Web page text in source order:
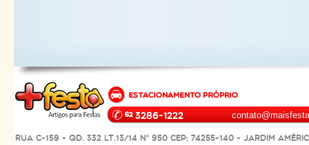
3286-1222
Rua C-159 - Qd. 332 Lt.13/14 Nº 950 CEP: 74255-140 - Jardim